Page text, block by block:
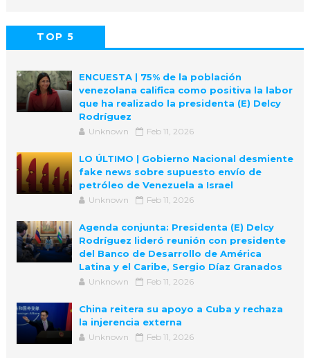
TOP 5
ENCUESTA | 75% de la población
venezolana califica como positiva la labor
que ha realizado la presidenta (E) Delcy
Rodríguez
Unknown Feb 11, 2026
LO ÚLTIMO | Gobierno Nacional desmiente
fake news sobre supuesto envío de
petróleo de Venezuela a Israel
Unknown Feb 11, 2026
Agenda conjunta: Presidenta (E) Delcy
Rodríguez lideró reunión con presidente
del Banco de Desarrollo de América
Latina y el Caribe, Sergio Díaz Granados
Unknown Feb 11, 2026
China reitera su apoyo a Cuba y rechaza
la injerencia externa
Unknown Feb 11, 2026